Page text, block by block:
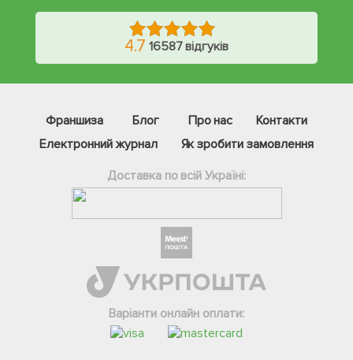
4.7 16587 відгуків
Франшиза Блог Про нас
Контакти
Електронний журнал
Як зробити замовлення
Доставка по всій Україні:
Варіанти онлайн оплати:
Телеграм
Вайбер